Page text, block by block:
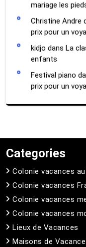
mariage les
Christine Andre
prix pour un
kidjo dans La
enfants
Festival piano
prix pour un
Categories
Colonie vacances
Colonie vacances
Colonie vacances
Colonie vacances
Lieux de Vacances
Maisons de Vacance